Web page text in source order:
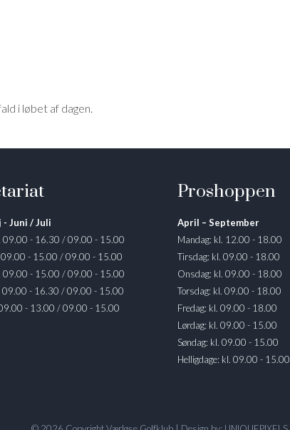
i løbet af dagen.
- Juni / Juli
09.00 - 16.30 / 09.00 - 15.00
09.00 - 15.00 / 09.00 - 15.00
09.00 - 15.00 / 09.00 - 15.00
09.00 - 16.30 / 09.00 - 15.00
- 13.00 / 09.00 - 15.00
Proshoppen
April – September
Mandag: kl. 12.00 - 18.00
Tirsdag: kl. 09.00 - 18.00
Onsdag: kl. 09.00 - 18.00
Torsdag: kl. 09.00 - 18.00
Fredag: kl. 09.00 - 18.00
Lørdag: kl. 09.00 - 15.00
Søndag: kl. 09.00 - 15.00
Helligdage: kl. 09.00 - 15.00